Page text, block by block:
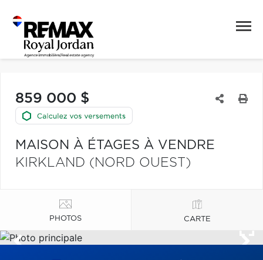
859 000 $
MAISON À ÉTAGES À VENDRE
KIRKLAND (NORD OUEST)
PHOTOS CARTE